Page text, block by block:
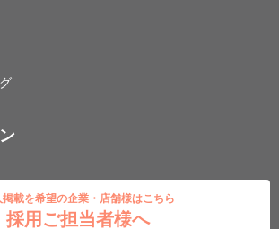
載を希望の企業・店舗様はこちら
採用ご担当者様へ